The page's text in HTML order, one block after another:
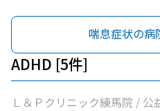
喘息症状の病
ADHD [5件]
Ｌ＆Ｐクリニック練馬院 /